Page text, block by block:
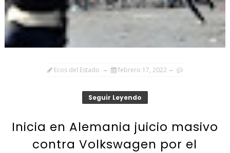
Ecos del Estado febrero 17, 2022
Seguir Leyendo
Inicia en Alemania juicio masivo
contra Volkswagen por el